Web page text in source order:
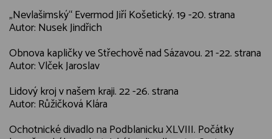
„Nevlašimský“ Evermod Jiří Košetický. 19 -20. strana
Autor: Nusek Jindřich
Obnova kapličky ve Střechově nad Sázavou. 21 -22. strana
Autor: Vlček Jaroslav
Lidový kroj v našem kraji. 22 -26. strana
Autor: Růžičková Klára
Ochotnické divadlo na Podblanicku XLVIII. Počátky